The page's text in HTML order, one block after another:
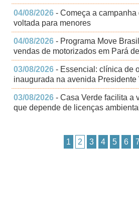
04/08/2026 - Começa a
voltada para menores
04/08/2026 - Programa Move
vendas de motorizados em Pará
03/08/2026 - Essencial: clínica de
inaugurada na avenida Presidente
03/08/2026 - Casa Verde facilita a
que depende de licenças
1 2 3 4 5 6 7